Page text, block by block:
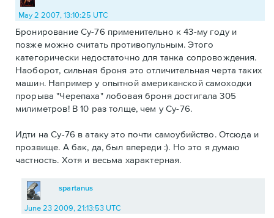
May 2 2007, 13:10:25 UTC
Бронирование Су-76 применительно к 43-му году и
позже можно считать противопульным. Этого
категорически недостаточно для танка сопровождения.
Наоборот, сильная броня это отличительная черта таких
машин. Например у опытной американской самоходки
прорыва "Черепаха" лобовая броня достигала 305
милиметров! В 10 раз толще, чем у Су-76.
Идти на Су-76 в атаку это почти самоубийство. Отсюда и
прозвище. А бак, да, был впереди :). Но это я думаю
частность. Хотя и весьма характерная.
spartanus
June 23 2009, 21:13:53 UTC